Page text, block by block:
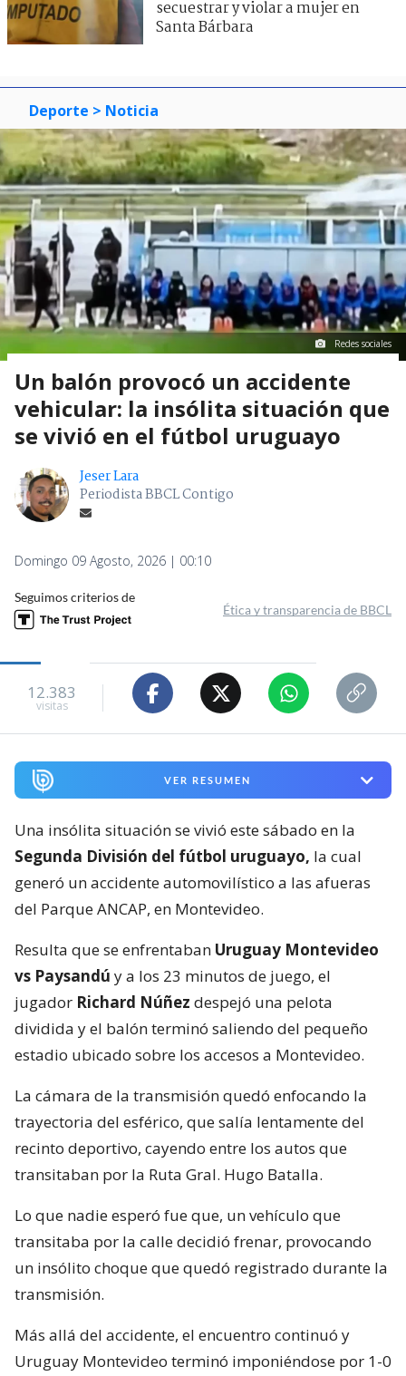
secuestrar y violar a mujer en
Santa Bárbara
Deporte > Noticia
Redes sociales
Un balón provocó un accidente
vehicular: la insólita situación que
se vivió en el fútbol uruguayo
Jeser Lara
Periodista BBCL Contigo
Domingo 09 Agosto, 2026 | 00:10
Seguimos criterios de
Ética y transparencia de BBCL
12.383
visitas
VER RESUMEN
Una insólita situación se vivió este sábado en la
Segunda División del fútbol uruguayo, la cual
generó un accidente automovilístico a las afueras
del Parque ANCAP, en Montevideo.
Resulta que se enfrentaban Uruguay Montevideo
vs Paysandú y a los 23 minutos de juego, el
jugador Richard Núñez despejó una pelota
dividida y el balón terminó saliendo del pequeño
estadio ubicado sobre los accesos a Montevideo.
La cámara de la transmisión quedó enfocando la
trayectoria del esférico, que salía lentamente del
recinto deportivo, cayendo entre los autos que
transitaban por la Ruta Gral. Hugo Batalla.
Lo que nadie esperó fue que, un vehículo que
transitaba por la calle decidió frenar, provocando
un insólito choque que quedó registrado durante la
transmisión.
Más allá del accidente, el encuentro continuó y
Uruguay Montevideo terminó imponiéndose por 1-0